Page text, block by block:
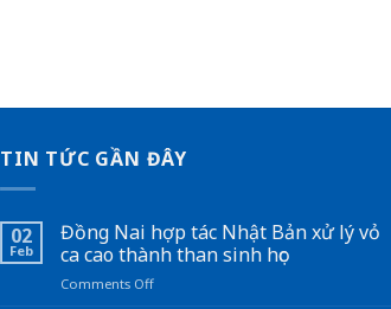
TIN TỨC GẦN ĐÂY
02
Feb
Đồng Nai hợp tác Nhật Bản xử lý vỏ
ca cao thành than sinh học
Comments Offon